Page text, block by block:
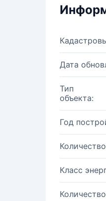
Дата
Тип
объекта:
Год
Класс